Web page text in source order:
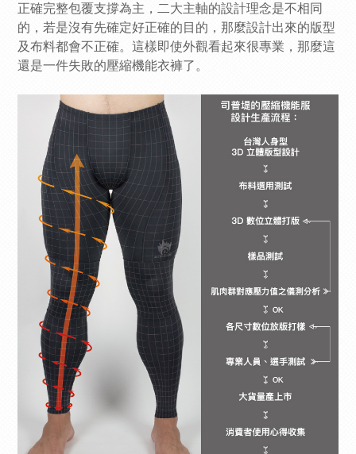
正確完整包覆支撐為主，二大主軸的設計理念是不相同
的，若是沒有先確定好正確的目的，那麼設計出來的版型
及布料都會不正確。這樣即使外觀看起來很專業，那麼這
還是一件失敗的壓縮機能衣褲了。